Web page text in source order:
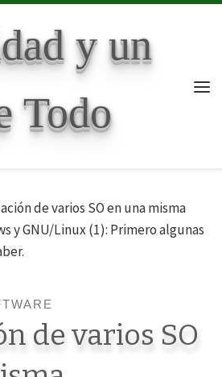
y un
Todo
de varios SO en una misma
y GNU/Linux (1): Primero algunas
de varios SO